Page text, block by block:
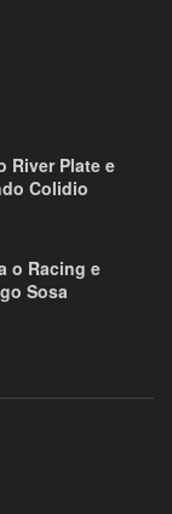
River Plate e
Colidio
o Racing e
Sosa